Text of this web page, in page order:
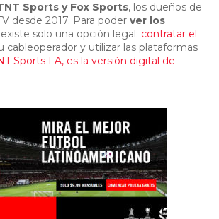
Sports y Fox Sports, los dueños de
desde 2017. Para poder ver los
existe solo una opción legal: contratar el
cableoperador y utilizar las plataformas
Sports LA, es la versión digital de